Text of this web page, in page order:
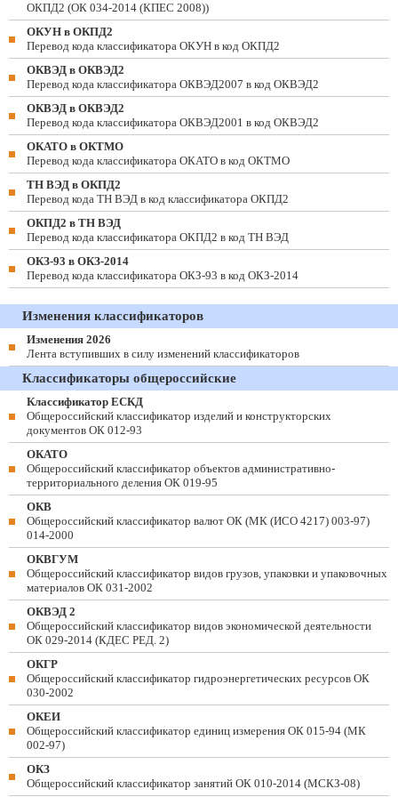
ОКПД2 (ОК 034-2014 (КПЕС 2008))
ОКУН в ОКПД2
Перевод кода классификатора ОКУН в код ОКПД2
ОКВЭД в ОКВЭД2
Перевод кода классификатора ОКВЭД2007 в код ОКВЭД2
ОКВЭД в ОКВЭД2
Перевод кода классификатора ОКВЭД2001 в код ОКВЭД2
ОКАТО в ОКТМО
Перевод кода классификатора ОКАТО в код ОКТМО
ТН ВЭД в ОКПД2
Перевод кода ТН ВЭД в код классификатора ОКПД2
ОКПД2 в ТН ВЭД
Перевод кода классификатора ОКПД2 в код ТН ВЭД
ОКЗ-93 в ОКЗ-2014
Перевод кода классификатора ОКЗ-93 в код ОКЗ-2014
Изменения классификаторов
Изменения 2026
Лента вступивших в силу изменений классификаторов
Классификаторы общероссийские
Классификатор ЕСКД
Общероссийский классификатор изделий и конструкторских
документов ОК 012-93
ОКАТО
Общероссийский классификатор объектов административно-
территориального деления ОК 019-95
ОКВ
Общероссийский классификатор валют ОК (МК (ИСО 4217) 003-97)
014-2000
ОКВГУМ
Общероссийский классификатор видов грузов, упаковки и упаковочных
материалов ОК 031-2002
ОКВЭД 2
Общероссийский классификатор видов экономической деятельности
ОК 029-2014 (КДЕС РЕД. 2)
ОКГР
Общероссийский классификатор гидроэнергетических ресурсов ОК
030-2002
ОКЕИ
Общероссийский классификатор единиц измерения ОК 015-94 (МК
002-97)
ОКЗ
Общероссийский классификатор занятий ОК 010-2014 (МСКЗ-08)